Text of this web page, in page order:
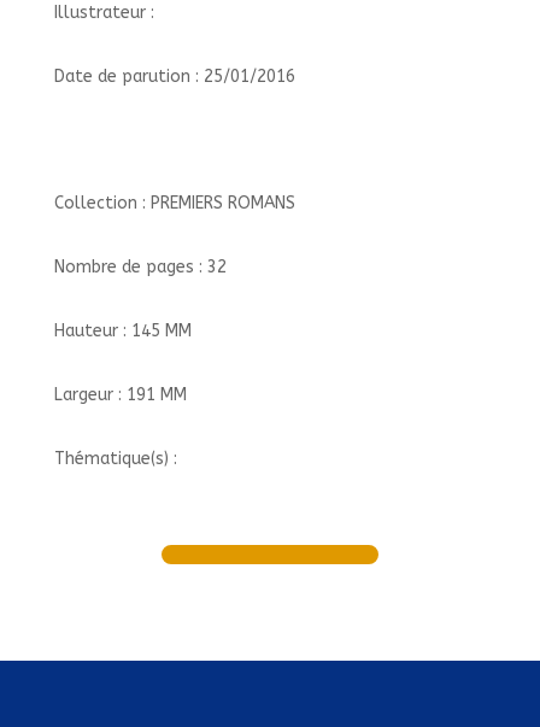
Illustrateur :
Date de parution : 25/01/2016
Collection : PREMIERS ROMANS
Nombre de pages : 32
Hauteur : 145 MM
Largeur : 191 MM
Thématique(s) :